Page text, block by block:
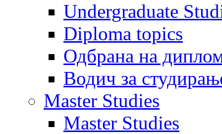
Undergraduate
Diploma topics
Одбрана на
Водич за
Master Studies
Master Studies